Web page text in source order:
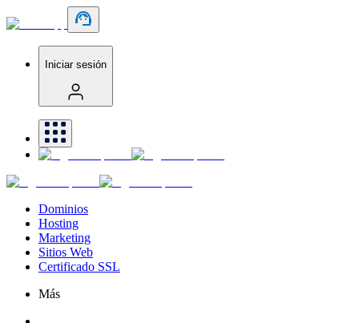
Iniciar sesión
Dominios
Hosting
Marketing
Sitios Web
Certificado SSL
Más